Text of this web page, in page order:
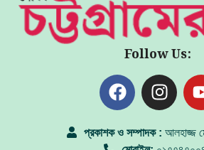
Follow Us:
প্রকাশক ও সম্পাদক : আলহাজ্জ